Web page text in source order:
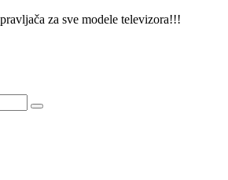
za sve modele televizora!!!